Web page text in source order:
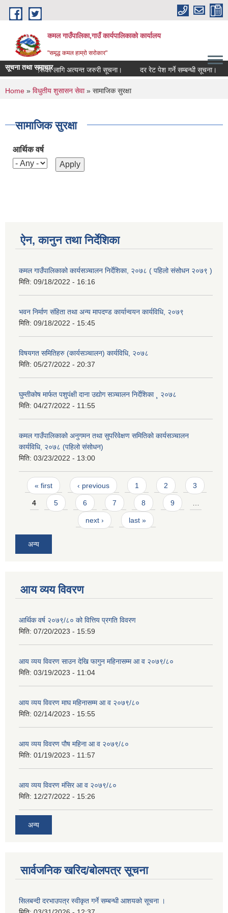
Skip to main content
कमल गाउँपालिका,गाउँ कार्यपालिकाको कार्यालय
"समृद्ध कमल हाम्रो सरोकार"
सूचना तथा समाचार
सम्बन्धी कृषकहरूका लागि अत्यन्त जरुरी सूचना। दर रेट पेश गर्ने सम्बन्धी सूचना।
You are here
Home » विधुतीय शुसासन सेवा» सामाजिक सुरक्षा
सामाजिक सुरक्षा
आर्थिक वर्ष
ऐन, कानुन तथा निर्देशिका
कमल गाउँपालिकाको कार्यसञ्‍चालन निर्देशिका, २०७८ ( पहिलो संसोधन २०७९ )
मिति: 09/18/2022 - 16:16
भवन निर्माण संहिता तथा अन्य मापदण्ड कार्यान्वयन कार्यविधि, २०७९
मिति: 09/18/2022 - 15:45
विषयगत समितिहरु (कार्यसञ्चालन) कार्यविधि, २०७८
मिति: 05/27/2022 - 20:37
घुम्तीकोष मार्फत पशुपंक्षी दाना उद्योग सञ्चालन निर्देशिका ¸ २०७८
मिति: 04/27/2022 - 11:55
कमल गाउँपालिकाको अनुगमन तथा सुपरिवेक्षण समितिको कार्यसञ्चालन
कार्यविधि, २०७८ (पहिलो संसोधन)
मिति: 03/23/2022 - 13:00
Pages
« first ‹ previous 1 2 3
4 5 6 7 8 9 …
next › last »
अन्य
आय व्यय विवरण
आर्थिक वर्ष २०७९/८० को वित्तिय प्रगति विवरण
मिति: 07/20/2023 - 15:59
आय व्यय विवरण साउन देखि फागुन महिनासम्म आ व २०७९/८०
मिति: 03/19/2023 - 11:04
आय व्यय विवरण माघ महिनासम्म आ व २०७९/८०
मिति: 02/14/2023 - 15:55
आय व्यय विवरण पौष महिना आ व २०७९/८०
मिति: 01/19/2023 - 11:57
आय व्यय विवरण मंसिर आ व २०७९/८०
मिति: 12/27/2022 - 15:26
अन्य
सार्वजनिक खरिद/बोलपत्र सूचना
सिलबन्दी दरभाउपत्र स्वीकृत गर्ने सम्बन्धी आशयको सूचना ।